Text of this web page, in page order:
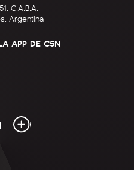
C.A.B.A.
Argentina
APP DE C5N